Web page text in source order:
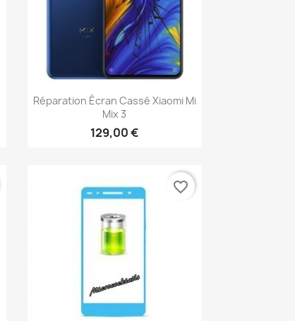
Aperçu rapide
Réparation Écran Cassé Xiaomi Mi
Mix 3
129,00 €
favorite_border